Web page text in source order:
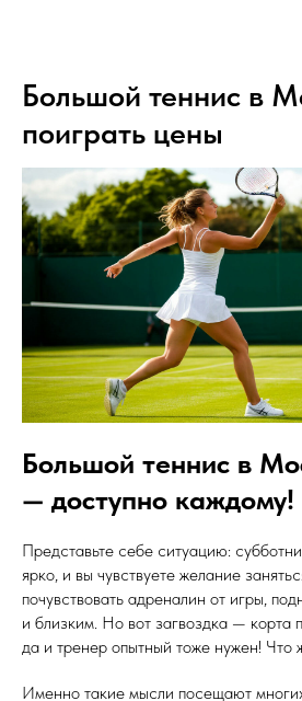
Большой теннис в
поиграть цены
Большой теннис в
— доступно каждому!
Представьте себе ситуацию:
ярко, и вы чувствуете желание
почувствовать адреналин от игры,
и близким. Но вот загвоздка — корта
да и тренер опытный тоже нужен! Что
Именно такие мысли посещают